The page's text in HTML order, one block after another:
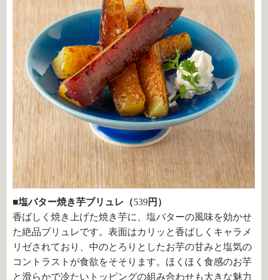
■塩バター焼き芋ブリュレ（539円）
香ばしく焼き上げた焼き芋に、塩バターの風味を効かせ
た絶品ブリュレです。表面はカリッと香ばしくキャラメ
リゼされており、中のとろりとしたお芋の甘みと塩気の
コントラストが食欲をそそります。ほくほく食感のお芋
と滑らかで冷たいトッピングの組み合わせも大きな魅力